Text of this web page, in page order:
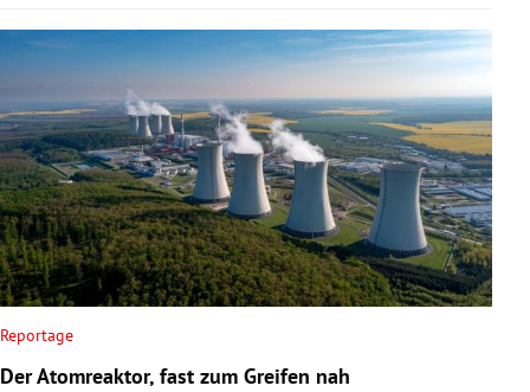
Untermenü
Untermenü
Reportage
Der Atomreaktor, fast zum Greifen nah